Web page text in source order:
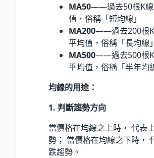
MA50——過去50根K線
值，俗稱「短均線」
MA200——過去200根
平均值，俗稱「長均線」
MA500——過去500根
平均值，俗稱「半年均
均線的用途：
1. 判斷趨勢方向
當價格在均線之上時， 代表
勢； 當價格在均線之下時，
跌趨勢。